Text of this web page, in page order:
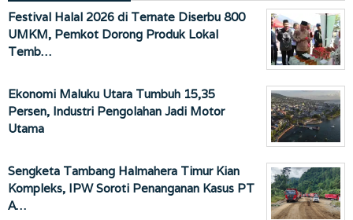
Festival Halal 2026 di Ternate Diserbu 800
UMKM, Pemkot Dorong Produk Lokal
Temb…
Ekonomi Maluku Utara Tumbuh 15,35
Persen, Industri Pengolahan Jadi Motor
Utama
Sengketa Tambang Halmahera Timur Kian
Kompleks, IPW Soroti Penanganan Kasus PT
A…